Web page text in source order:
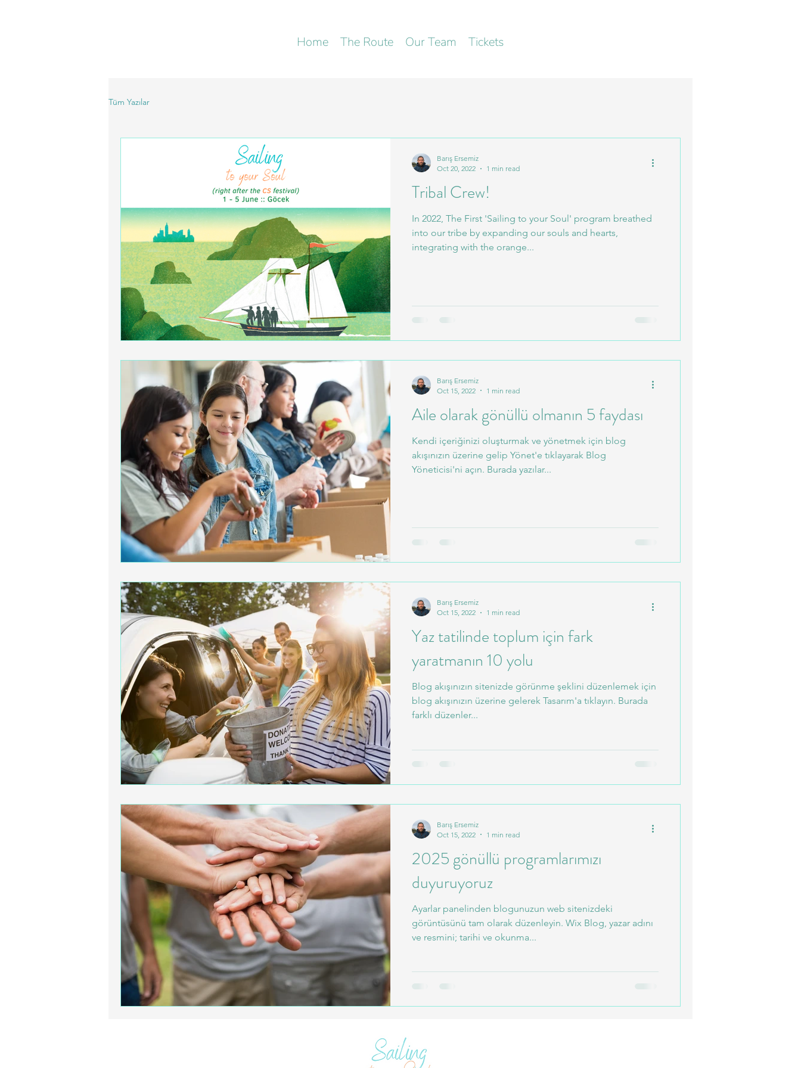
Home The Route Our Team Tickets
Tüm Yazılar
Tribal Crew!
In 2022, The First 'Sailing to your Soul' program breathed
into our tribe by expanding our souls and hearts,
integrating with the orange...
Barış Ersemiz
Oct 20, 2022
1 min read
Aile olarak gönüllü olmanın 5 faydası
Kendi içeriğinizi oluşturmak ve yönetmek için blog
akışınızın üzerine gelip Yönet'e tıklayarak Blog
Yöneticisi'ni açın. Burada yazılar...
Barış Ersemiz
Oct 15, 2022
1 min read
Yaz tatilinde toplum için fark
yaratmanın 10 yolu
Blog akışınızın sitenizde görünme şeklini düzenlemek için
blog akışınızın üzerine gelerek Tasarım'a tıklayın. Burada
farklı düzenler...
Barış Ersemiz
Oct 15, 2022
1 min read
2025 gönüllü programlarımızı
duyuruyoruz
Ayarlar panelinden blogunuzun web sitenizdeki
görüntüsünü tam olarak düzenleyin. Wix Blog, yazar adını
ve resmini; tarihi ve okunma...
Barış Ersemiz
Oct 15, 2022
1 min read